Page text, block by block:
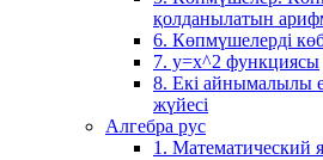
қолданылатын
6. Көпмүшелерді
7. у=х^2 функциясы
8. Екі айнымалылы
жүйесі
Алгебра рус
1. Математический